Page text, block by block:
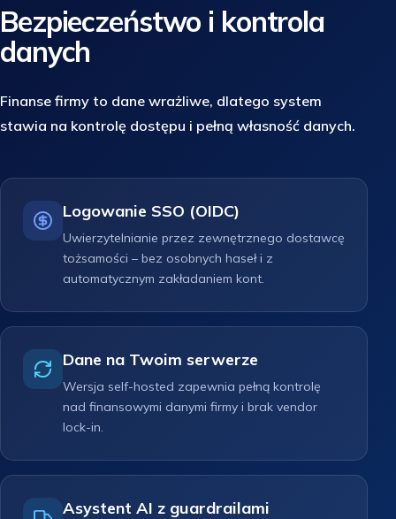
Bezpieczeństwo i kontrola
danych
Finanse firmy to dane wrażliwe, dlatego system
stawia na kontrolę dostępu i pełną własność danych.
Logowanie SSO (OIDC)
Uwierzytelnianie przez zewnętrznego dostawcę
tożsamości – bez osobnych haseł i z
automatycznym zakładaniem kont.
Dane na Twoim serwerze
Wersja self-hosted zapewnia pełną kontrolę
nad finansowymi danymi firmy i brak vendor
lock-in.
Asystent AI z guardrailami